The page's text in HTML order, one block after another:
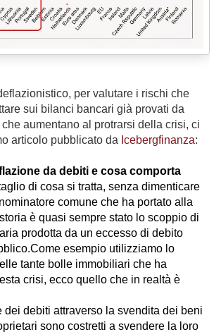
per valutare i rischi che
sui bilanci bancari già provati da
aumentano al protrarsi della crisi, ci
articolo pubblicato da Icebergfinanza:
da debiti e cosa comporta
di cosa si tratta, senza dimenticare
comune che ha portato alla
è quasi sempre stato lo scoppio di
prodotta da un eccesso di debito
Come esempio utilizziamo lo
tante bolle immobiliari che ha
crisi, ecco quello che in realtà è
dei debiti attraverso la svendita dei beni
sono costretti a svendere la loro